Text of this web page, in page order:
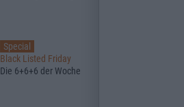
Special
Black Listed Friday
Die 6+6+6 der Woche